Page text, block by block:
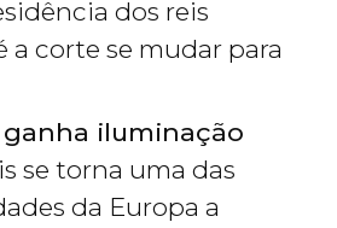
dos reis
a corte se mudar para
ganha iluminação
se torna uma das
da Europa a